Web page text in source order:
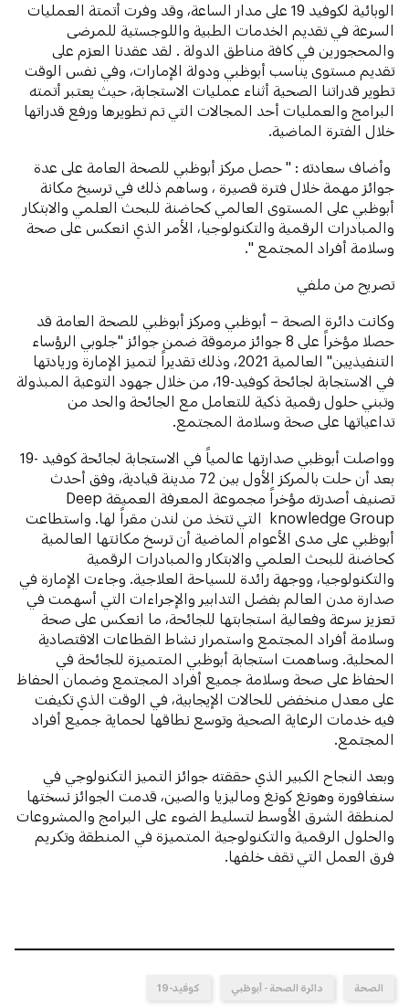
الوبائية لكوفيد 19 على مدار الساعة، وقد وفرت أتمتة العمليات
السرعة في تقديم الخدمات الطبية واللوجستية للمرضى
والمحجورين في كافة مناطق الدولة . لقد عقدنا العزم على
تقديم مستوى يناسب أبوظبي ودولة الإمارات، وفي نفس الوقت
تطوير قدراتنا الصحية أثناء عمليات الاستجابة، حيث يعتبر أتمته
البرامج والعمليات أحد المجالات التي تم تطويرها ورفع قدراتها
خلال الفترة الماضية.
وأضاف سعادته : " حصل مركز أبوظبي للصحة العامة على عدة
جوائز مهمة خلال فترة قصيرة ، وساهم ذلك في ترسيخ مكانة
أبوظبي على المستوى العالمي كحاضنة للبحث العلمي والابتكار
والمبادرات الرقمية والتكنولوجيا، الأمر الذي انعكس على صحة
وسلامة أفراد المجتمع ".
تصريح من ملفي
وكانت دائرة الصحة – أبوظبي ومركز أبوظبي للصحة العامة قد
حصلا مؤخراً على 8 جوائز مرموقة ضمن جوائز "جلوبي الرؤساء
التنفيذيين" العالمية 2021، وذلك تقديراً لتميز الإمارة وريادتها
في الاستجابة لجائحة كوفيد-19، من خلال جهود التوعية المبذولة
وتبني حلول رقمية ذكية للتعامل مع الجائحة والحد من
تداعياتها على صحة وسلامة المجتمع.
وواصلت أبوظبي صدارتها عالمياً في الاستجابة لجائحة كوفيد -19
بعد أن حلت بالمركز الأول بين 72 مدينة قيادية، وفق أحدث
تصنيف أصدرته مؤخراً مجموعة المعرفة العميقة Deep
knowledge Group التي تتخذ من لندن مقراً لها. واستطاعت
أبوظبي على مدى الأعوام الماضية أن ترسخ مكانتها العالمية
كحاضنة للبحث العلمي والابتكار والمبادرات الرقمية
والتكنولوجيا، ووجهة رائدة للسياحة العلاجية. وجاءت الإمارة في
صدارة مدن العالم بفضل التدابير والإجراءات التي أسهمت في
تعزيز سرعة وفعالية استجابتها للجائحة، ما انعكس على صحة
وسلامة أفراد المجتمع واستمرار نشاط القطاعات الاقتصادية
المحلية. وساهمت استجابة أبوظبي المتميزة للجائحة في
الحفاظ على صحة وسلامة جميع أفراد المجتمع وضمان الحفاظ
على معدل منخفض للحالات الإيجابية، في الوقت الذي تكيفت
فيه خدمات الرعاية الصحية وتوسع نطاقها لحماية جميع أفراد
المجتمع.
وبعد النجاح الكبير الذي حققته جوائز التميز التكنولوجي في
سنغافورة وهونغ كونغ وماليزيا والصين، قدمت الجوائز نسختها
لمنطقة الشرق الأوسط لتسليط الضوء على البرامج والمشروعات
والحلول الرقمية والتكنولوجية المتميزة في المنطقة وتكريم
فرق العمل التي تقف خلفها.
الصحة دائرة الصحة - أبوظبي كوفيد-19